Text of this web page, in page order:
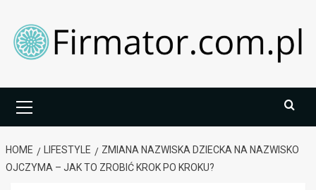
content
Menu
HOME LIFESTYLE
ZMIANA NAZWISKA DZIECKA NA NAZWISKO
OJCZYMA – JAK TO ZROBIĆ KROK PO KROKU?